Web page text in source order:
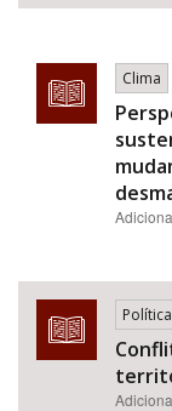
Clima